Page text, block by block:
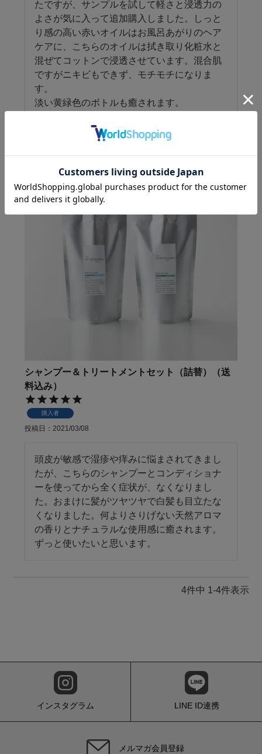
たですが、サンプルを試して軽さと浸透力の
よさが気に入って追加購入しました。しっと
り感の高い赤いオイルはお風呂あがりのヘア
ケアに、こちらのオイルは拭き取り化粧水と
混ぜてコットンで浸透させています。混合肌
ですがニキビもできず、モチモチになりま
す。
淡い黄緑色のボトルも癒されます。
シャンプー＆トリートメントセット（詰替）（送
料込み）
購入者
投稿日 2021/03/08
頭皮が敏感で湿疹や痒みに悩まされてきまし
たが、こちらのシャンプーとコンディショナ
ーを使ってから全く症状が、なくなりまし
た。おまけに髪がツヤツヤで白髪も目立たな
くなりました。何よりさりげない天然アロマ
の香りとナチュラルな使用感に癒されます。
ずっと使いたいと思います。
4件中 1 -4件表示
インスタグラム LINE ID連携
メルマガ会員登録